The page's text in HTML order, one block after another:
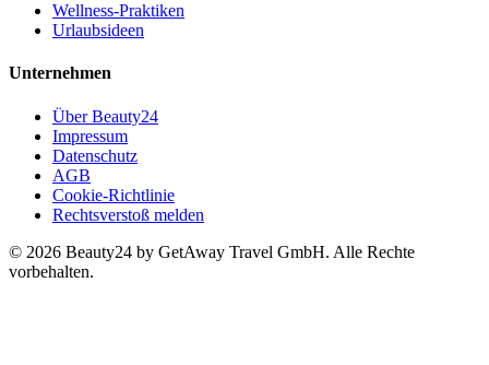
Wellness-Praktiken
Urlaubsideen
Unternehmen
Über Beauty24
Impressum
Datenschutz
AGB
Cookie-Richtlinie
Rechtsverstoß melden
© 2026 Beauty24 by GetAway Travel GmbH. Alle Rechte
vorbehalten.